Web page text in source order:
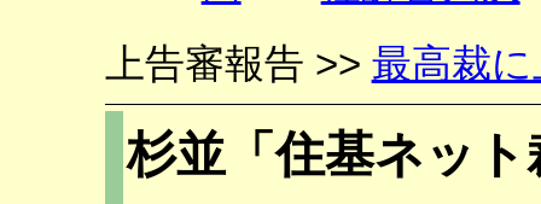
上告審報告 >> 最高裁
杉並「住基ネッ